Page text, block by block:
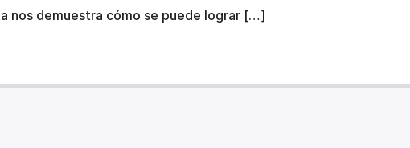
nos demuestra cómo se puede lograr […]